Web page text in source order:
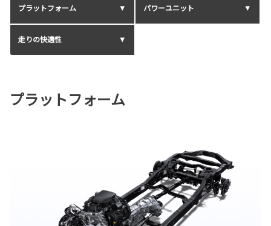
プラットフォーム パワーユニット
走りの快適性
プラットフォーム